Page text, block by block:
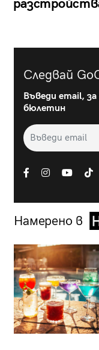
Следвай
Въведи email,
бюлетин
Намерено в